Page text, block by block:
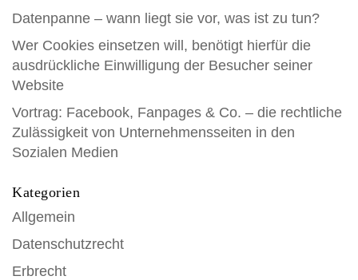
Datenpanne – wann liegt sie vor, was ist zu tun?
Wer Cookies einsetzen will, benötigt hierfür die
ausdrückliche Einwilligung der Besucher seiner
Website
Vortrag: Facebook, Fanpages & Co. – die rechtliche
Zulässigkeit von Unternehmensseiten in den
Sozialen Medien
Kategorien
Allgemein
Datenschutzrecht
Erbrecht